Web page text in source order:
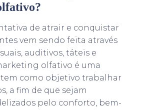
de atrair e conquistar
vem sendo feita através
auditivos, táteis e
olfativo é uma
como objetivo trabalhar
a fim de que sejam
pelo conforto, bem-